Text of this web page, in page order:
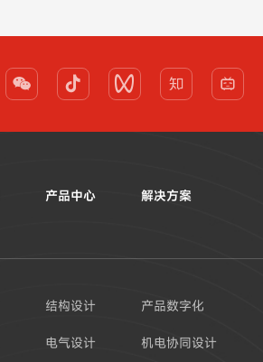
    
产品中心
结构设计
电气设计
解决方案
产品数字化
机电协同设计